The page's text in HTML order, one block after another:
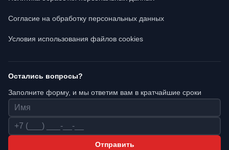
Согласие на обработку персональных данных
Условия использования файлов cookies
Остались вопросы?
Заполните форму, и мы ответим вам в кратчайшие сроки
Имя
Телефон
Отправить